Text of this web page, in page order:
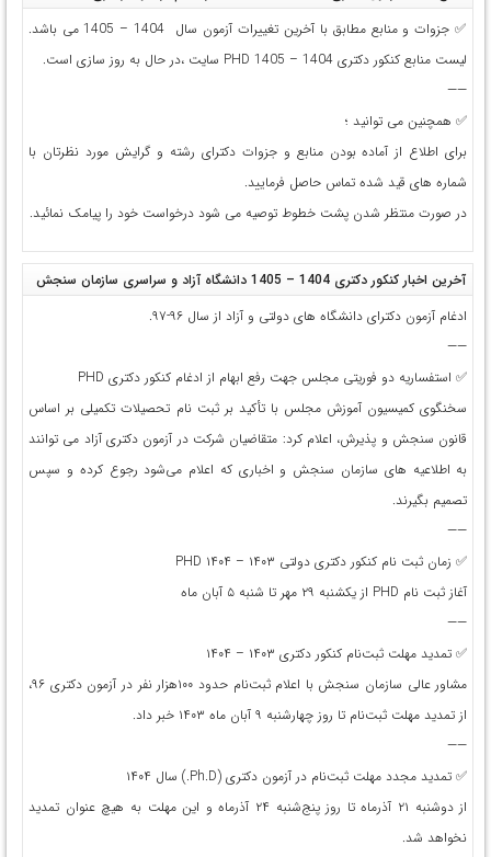
✅ جزوات و منابع مطابق با آخرین تغییرات آزمون سال 1404 – 1405 می باشد.
لیست منابع کنکور دکتری 1404 – 1405 PHD سایت ،در حال به روز سازی است.
——
✅ همچنین می توانید ؛
برای اطلاع از آماده بودن منابع و جزوات دکترای رشته و گرایش مورد نظرتان با
شماره های قید شده تماس حاصل فرمایید.
در صورت منتظر شدن پشت خطوط توصیه می شود درخواست خود را پیامک نمائید.
آخرین اخبار کنکور دکتری 1404 – 1405 دانشگاه آزاد و سراسری سازمان سنجش
ادغام آزمون دکترای د‌انشگاه های دولتی و آزاد از سال ۹۶-۹۷.
——
✅ استفساریه دو فوریتی مجلس جهت رفع ابهام از ادغام کنکور دکتری PHD
سخنگوی کمیسیون آموزش مجلس با تأکید بر ثبت‌ نام تحصیلات تکمیلی بر اساس
قانون سنجش و پذیرش، اعلام کرد: متقاضیان شرکت در آزمون دکتری آزاد می‌ توانند
به اطلاعیه‌ های سازمان سنجش و اخباری که اعلام می‌شود رجوع کرده و سپس
تصمیم بگیرند.
——
✅ زمان ثبت نام کنکور دکتری دولتی ۱۴۰۳ – ۱۴۰۴ PHD
آغاز ثبت نام PHD از يکشنبه ۲۹ مهر تا شنبه ۵ آبان ماه
——
✅ تمدید مهلت ثبت‌نام کنکور دکتری ۱۴۰۳ – ۱۴۰۴
مشاور عالی سازمان سنجش با اعلام ثبت‌نام حدود ۱۰۰هزار نفر در آزمون دکتری ۹۶،
از تمدید مهلت ثبت‌نام تا روز چهارشنبه ۹ آبان ماه ۱۴۰۳ خبر داد.
——
✅ تمدید مجدد مهلت ثبت‌نام در آزمون دكتری (Ph.D.) سال ۱۴۰۴
از دوشنبه ۲۱ آذرماه تا روز پنج‌شنبه ۲۴ آذرماه و اين مهلت به هيچ عنوان تمديد
نخواهد شد.